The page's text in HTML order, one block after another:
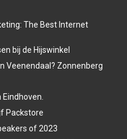
The Best Internet
bij de Hijswinkel
Veenendaal? Zonnenberg
Packstore
of 2023